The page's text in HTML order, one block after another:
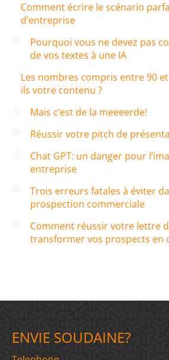
Comment écrire le scénario
d’entreprise
Pourquoi vous ne devez pas
de vos textes à une IA
Les nombres compris entre 90
ils votre contenu ?
Mais c’est de la meeeerde!
Réussir votre pitch de
Chat GPT: un danger pour
entreprise
Trois erreurs fatales à éviter
prospection commerciale
Comment réussir votre lettre
transformer vos prospects en
ENVIE SOUDAINE?